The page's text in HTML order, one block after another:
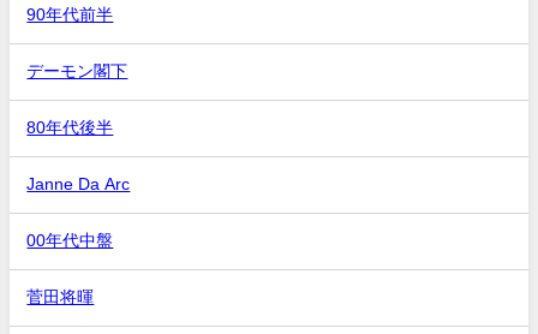
90年代前半
デーモン閣下
80年代後半
Janne Da Arc
00年代中盤
菅田将暉